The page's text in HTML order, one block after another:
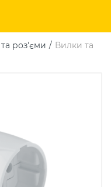
роз'єми
Вилки та